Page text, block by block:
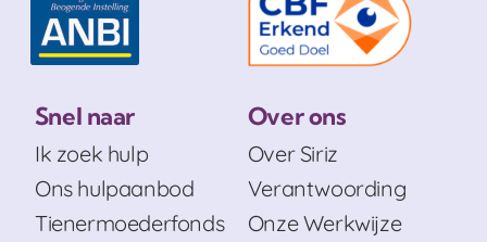
Snel naar
Ik zoek hulp
Ons hulpaanbod
Tienermoederfonds
Over ons
Over Siriz
Verantwoording
Onze Werkwijze